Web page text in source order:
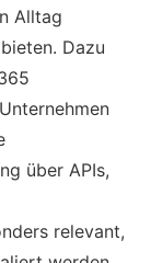
Alltag
Dazu
über APIs,
relevant,